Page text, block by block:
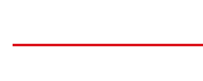
för dig som är anställd inom Region Kalmar län